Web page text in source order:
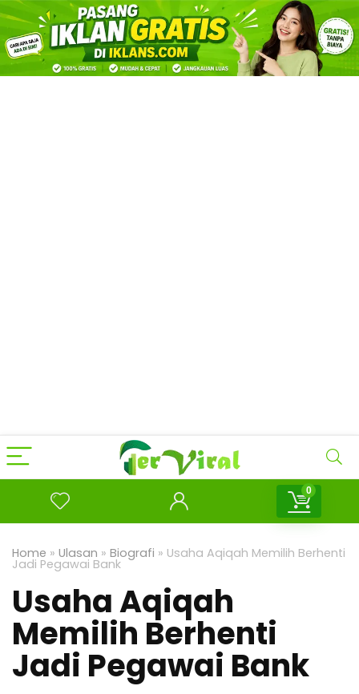
0
Home » Ulasan » Biografi » Usaha Aqiqah Memilih Berhenti
Jadi Pegawai Bank
Usaha Aqiqah
Memilih Berhenti
Jadi Pegawai Bank